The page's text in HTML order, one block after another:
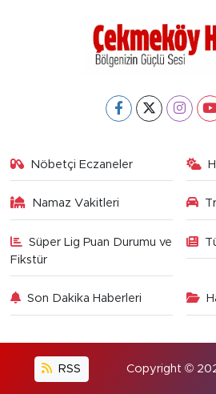
Nöbetçi Eczaneler
Namaz Vakitleri
Süper Lig Puan Durumu ve
Fikstür
Son Dakika Haberleri
RSS Copyright ©